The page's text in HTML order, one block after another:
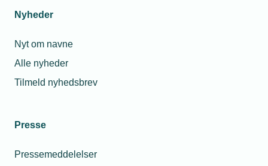
Nyheder
Nyt om navne
Alle nyheder
Tilmeld nyhedsbrev
Presse
Pressemeddelelser